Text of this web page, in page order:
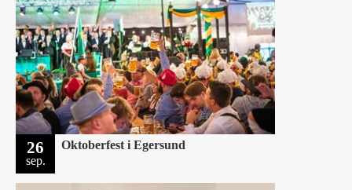
26
sep.
Oktoberfest i Egersund